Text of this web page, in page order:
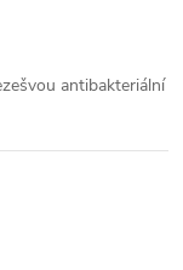
antibakteriální